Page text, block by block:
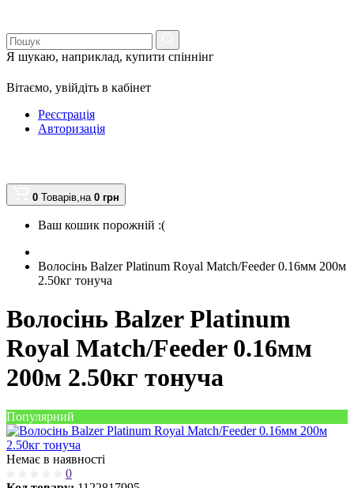
Я шукаю, наприклад, купити спіннінг
Вітаємо, увійдіть в кабінет
Реєстрація
Авторизація
0 Товарів,на 0 грн
Ваш кошик порожній :(
Волосінь Balzer Platinum Royal Match/Feeder 0.16мм 200м
2.50кг тонуча
Волосінь Balzer Platinum
Royal Match/Feeder 0.16мм
200м 2.50кг тонуча
Популярний
Немає в наявності
0